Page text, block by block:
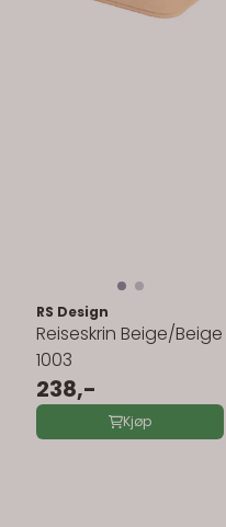
RS Design
Reiseskrin Beige/Beige
1003
238,-
Kjøp